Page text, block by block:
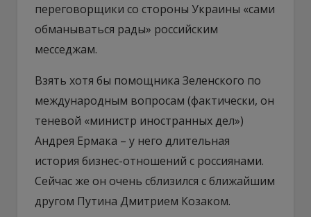
переговорщики со стороны Украины «сами
обманываться рады» российским
месседжам.
Взять хотя бы помощника Зеленского по
международным вопросам (фактически, он
теневой «министр иностранных дел»)
Андрея Ермака – у него длительная
история бизнес-отношений с россиянами.
Сейчас же он очень сблизился с ближайшим
другом Путина Дмитрием Козаком.